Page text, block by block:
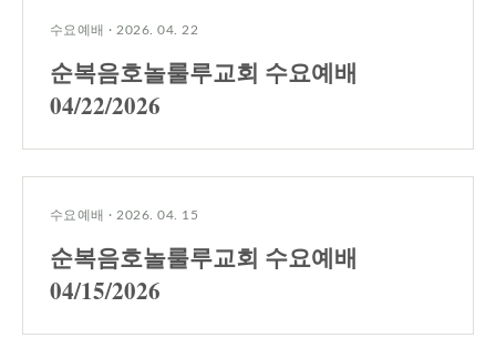
수요예배 · 2026. 04. 22
순복음호놀룰루교회 수요예배
04/22/2026
수요예배 · 2026. 04. 15
순복음호놀룰루교회 수요예배
04/15/2026